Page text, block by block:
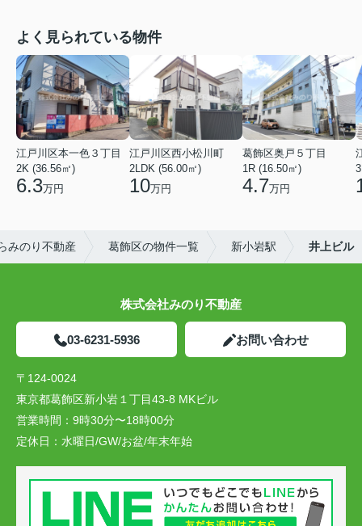
よく見られている物件
江戸川区本一色３丁目
2K (36.56㎡)
6.3万円
江戸川区西小松川町
2LDK (56.00㎡)
10万円
葛飾区奥戸５丁目
1R (16.50㎡)
4.7万円
みのり不動産 葛飾区の物件一覧 新小岩駅 井上ビル
株式会社みのり不動産
03-6231-5936 お問い合わせ
〒124-0024
東京都葛飾区新小岩１丁目43-8 MKビル
営業時間： 9時30分〜18時00分
定休日： 水曜日/GW/お盆/年末年始